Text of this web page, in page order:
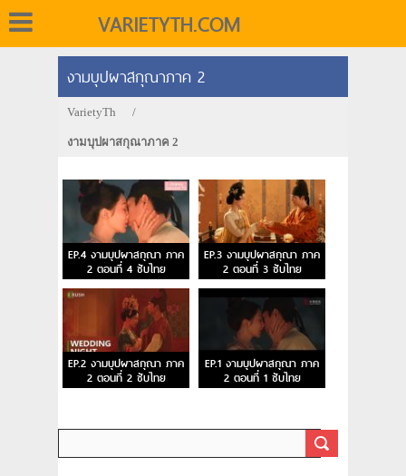
VARIETYTH.COM
งามบุปผาสกุณาภาค 2
VarietyTh /
งามบุปผาสกุณาภาค 2
EP.4 งามบุปผาสกุณา ภาค
2 ตอนที่ 4 ซับไทย
EP.3 งามบุปผาสกุณา ภาค
2 ตอนที่ 3 ซับไทย
EP.2 งามบุปผาสกุณา ภาค
2 ตอนที่ 2 ซับไทย
EP.1 งามบุปผาสกุณา ภาค
2 ตอนที่ 1 ซับไทย